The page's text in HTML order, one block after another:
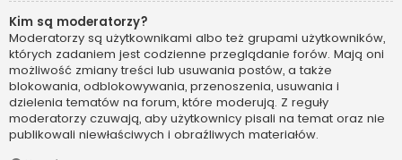
Kim są moderatorzy?
Moderatorzy są użytkownikami albo też grupami użytkowników,
których zadaniem jest codzienne przeglądanie forów. Mają oni
możliwość zmiany treści lub usuwania postów, a także
blokowania, odblokowywania, przenoszenia, usuwania i
dzielenia tematów na forum, które moderują. Z reguły
moderatorzy czuwają, aby użytkownicy pisali na temat oraz nie
publikowali niewłaściwych i obraźliwych materiałów.